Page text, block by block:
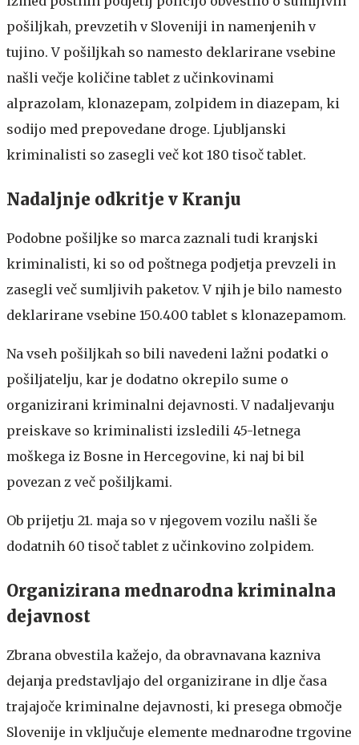
pošiljkah, prevzetih v Sloveniji in namenjenih v
tujino. V pošiljkah so namesto deklarirane vsebine
našli večje količine tablet z učinkovinami
alprazolam, klonazepam, zolpidem in diazepam, ki
sodijo med prepovedane droge. Ljubljanski
kriminalisti so zasegli več kot 180 tisoč tablet.
Nadaljnje odkritje v Kranju
Podobne pošiljke so marca zaznali tudi kranjski
kriminalisti, ki so od poštnega podjetja prevzeli in
zasegli več sumljivih paketov. V njih je bilo namesto
deklarirane vsebine 150.400 tablet s klonazepamom.
Na vseh pošiljkah so bili navedeni lažni podatki o
pošiljatelju, kar je dodatno okrepilo sume o
organizirani kriminalni dejavnosti. V nadaljevanju
preiskave so kriminalisti izsledili 45-letnega
moškega iz Bosne in Hercegovine, ki naj bi bil
povezan z več pošiljkami.
Ob prijetju 21. maja so v njegovem vozilu našli še
dodatnih 60 tisoč tablet z učinkovino zolpidem.
Organizirana mednarodna kriminalna
dejavnost
Zbrana obvestila kažejo, da obravnavana kazniva
dejanja predstavljajo del organizirane in dlje časa
trajajoče kriminalne dejavnosti, ki presega območje
Slovenije in vključuje elemente mednarodne trgovine